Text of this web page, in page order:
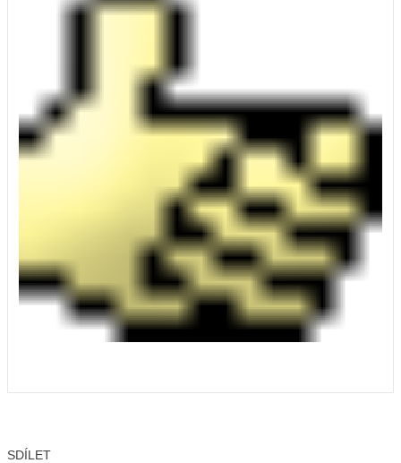
SDÍLET